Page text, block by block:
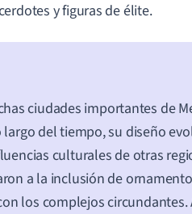
y figuras de élite.
ciudades importantes de
largo del tiempo, su diseño
culturales de otras
a la inclusión de
los complejos circundantes.